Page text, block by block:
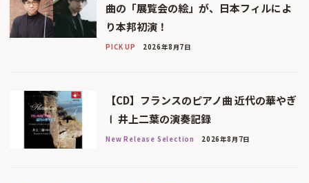
曲の「展覧会の絵」が、日本フィルによ
り本邦初演！
PICK UP 2026年8月7日
【CD】フランスのピアノ曲 近代の華やぎ
Ⅰ 井上二葉の演奏記録
New Release Selection 2026年8月7日